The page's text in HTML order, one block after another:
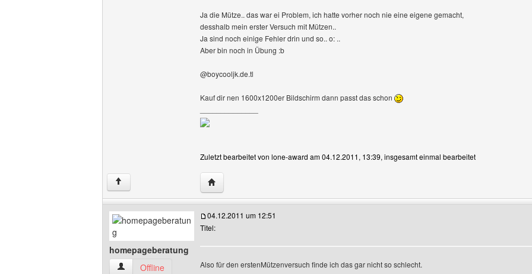
Ja die Mütze.. das war ei Problem, ich hatte vorher noch nie eine eigene gemacht,
desshalb mein erster Versuch mit Mützen..
Ja sind noch einige Fehler drin und so.. o: ..
Aber bin noch in Übung :b
@boycooljk.de.tl
Kauf dir nen 1600x1200er Bildschirm dann passt das schon
Zuletzt bearbeitet von lone-award am 04.12.2011, 13:39, insgesamt einmal bearbeitet
↑ Website dieses Benutzers besuchen: lone-award
homepageberatung
homepageberatung Benutzer-Profile anzeigen
Offline
04.12.2011 um 12:51
Titel:
Also für den erstenMützenversuch finde ich das gar nicht so schlecht.